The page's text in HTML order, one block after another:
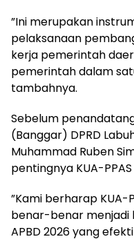
​”Ini merupakan
pelaksanaan
kerja pemerintah
pemerintah dalam
tambahnya.
​Sebelum
(Banggar) DPRD
Muhammad Ruben
pentingnya KUA-PPAS
​”Kami berharap KUA-
benar-benar menjadi
APBD 2026 yang